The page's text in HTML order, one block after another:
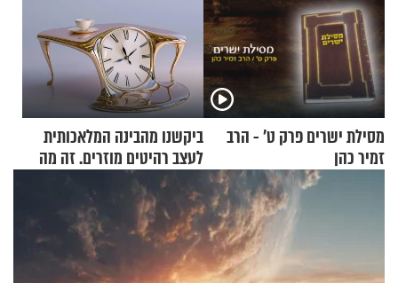
מסילת ישרים פרק ט’ - הרב
זמיר כהן
ביקשנו מהבינה המלאכותית
לעצב רהיטים מוזרים. זה מה